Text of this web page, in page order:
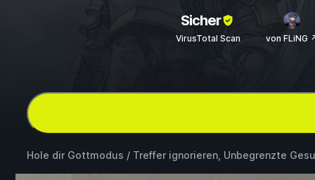
Sicher
VirusTotal Scan von FLiNG
Hole dir Gottmodus / Treffer ignorieren, Unbegrenzte